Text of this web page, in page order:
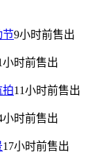
节9小时前售出
小时前售出
拍11小时前售出
小时前售出
17小时前售出